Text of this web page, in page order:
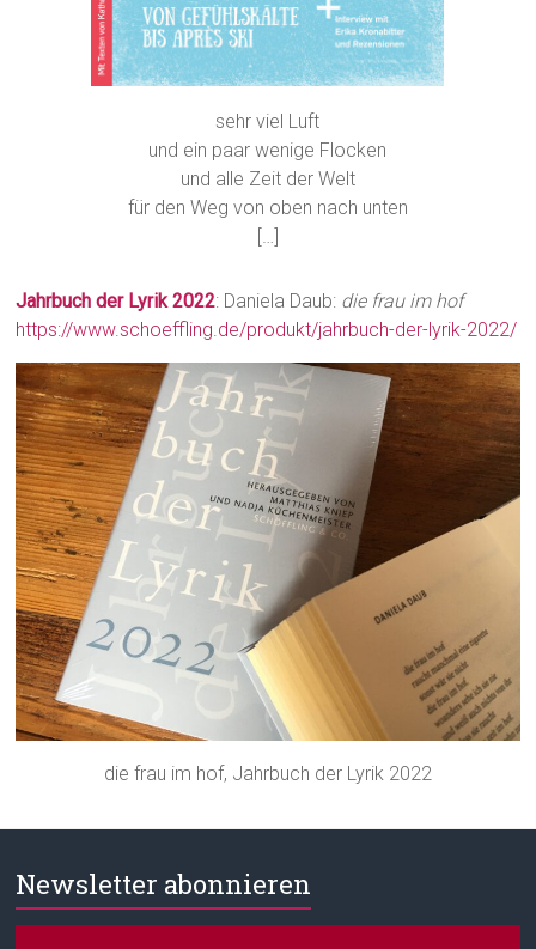
sehr viel Luft
und ein paar wenige Flocken
und alle Zeit der Welt
für den Weg von oben nach unten
[…]
Jahrbuch der Lyrik 2022: Daniela Daub: die frau im hof
https://www.schoeffling.de/produkt/jahrbuch-der-lyrik-2022/
die frau im hof, Jahrbuch der Lyrik 2022
Newsletter abonnieren